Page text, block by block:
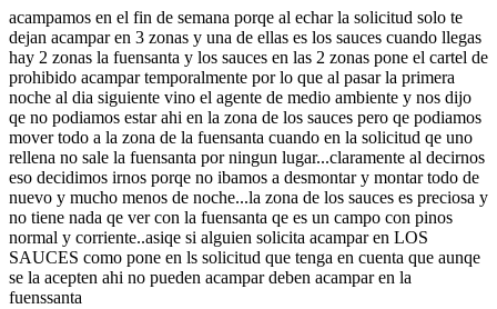
acampamos en el fin de semana porqe al echar la solicitud solo te
dejan acampar en 3 zonas y una de ellas es los sauces cuando llegas
hay 2 zonas la fuensanta y los sauces en las 2 zonas pone el cartel de
prohibido acampar temporalmente por lo que al pasar la primera
noche al dia siguiente vino el agente de medio ambiente y nos dijo
qe no podiamos estar ahi en la zona de los sauces pero qe podiamos
mover todo a la zona de la fuensanta cuando en la solicitud qe uno
rellena no sale la fuensanta por ningun lugar...claramente al decirnos
eso decidimos irnos porqe no ibamos a desmontar y montar todo de
nuevo y mucho menos de noche...la zona de los sauces es preciosa y
no tiene nada qe ver con la fuensanta qe es un campo con pinos
normal y corriente..asiqe si alguien solicita acampar en LOS
SAUCES como pone en ls solicitud que tenga en cuenta que aunqe
se la acepten ahi no pueden acampar deben acampar en la
fuenssanta